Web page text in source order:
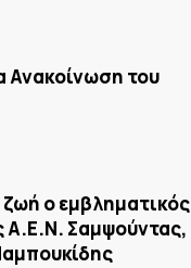
Ανακοίνωση του
ο εμβληματικός
Α.Ε.Ν. Σαμψούντας,